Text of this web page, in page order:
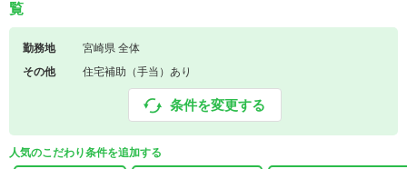
覧
勤務地
宮崎県 全体
その他
住宅補助（手当）あり
条件を変更する
人気のこだわり条件を追加する